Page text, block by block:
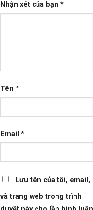
Nhận xét của bạn *
Tên *
Email *
Lưu tên của tôi, email,
và trang web trong trình